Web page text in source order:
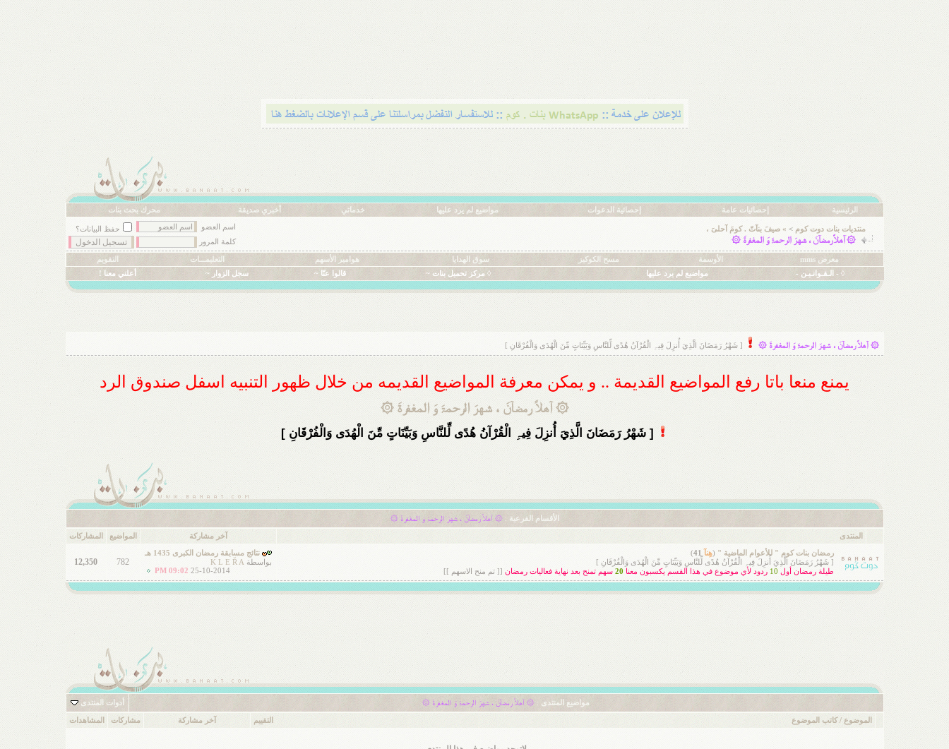
الرئيسية إحصائيات عامة إحصائية الدعوات مواضيع لم يرد عليها خدماتي أخبري صديقة محرك بحث بنات
منتديات بنات دوت كوم > » صيفَ بنآتّ . كومَ آحلىَ ،
۞ آهلاً رمضآنَ ، شهرَ الرحمۃَ وَ المغفرةَ ۞
اسم العضو
حفظ البيانات؟
كلمة المرور
معرض mms الأوسمة مسح الكوكيز سوق الهدايا هوامير الأسهم التعليمـــات
التقويم
◊ - الـقـوانـيـن -
مواضيع لم يرد عليها ◊ مركز تحميل بنات ~ قالوا عنّا ~ سجل الزوار ~ أعلني معنا !
۞ آهلاً رمضآنَ ، شهرَ الرحمۃَ وَ المغفرةَ ۞ [ شَهْرُ رَمَضَانَ الَّذِيَ أُنزِلَ فِيہِ الْقُرْآنُ هُدًى لِّلنَّاسِ وَبَيِّنَاتٍ مِّنَ الْهُدَى وَالْفُرْقَانِ ]
يمنع منعا باتا رفع المواضيع القديمة .. و يمكن معرفة المواضيع القديمه من خلال ظهور التنبيه اسفل صندوق الرد
۞ آهلاً رمضآنَ ، شهرَ الرحمۃَ وَ المغفرةَ ۞
[ شَهْرُ رَمَضَانَ الَّذِيَ أُنزِلَ فِيہِ الْقُرْآنُ هُدًى لِّلنَّاسِ وَبَيِّنَاتٍ مِّنَ الْهُدَى وَالْفُرْقَانِ ]
الأقسام الفرعية :۞ آهلاً رمضآنَ ، شهرَ الرحمۃَ وَ المغفرةَ ۞
المنتدى آخر مشاركة المواضيع المشاركات
رمضان بنات كوم " للأعوام الماضية " (هِنآ 41
)
[ شَهْرُ رَمَضَانَ الَّذِيَ أُنزِلَ فِيہِ الْقُرْآنُ هُدًى لِّلنَّاسِ وَبَيِّنَاتٍ مِّنَ الْهُدَى وَالْفُرْقَانِ ]
طيلة رمضان أول 10 ردود لأي موضوع في هذا القسم يكسبون معنا 20 سهم تمنح بعد نهاية فعاليات رمضان [[ تم منح الاسهم ]]
نتائج مسابقة رمضان الكبرى 1435 هـ
بواسطة K L E Ř A
25-10-2014
09:02 PM
782
12,350
مواضيع المنتدى : ۞ آهلاً رمضآنَ ، شهرَ الرحمۃَ وَ المغفرةَ ۞ أدوات المنتدى
التقييم الموضوع /كاتب الموضوع آخر مشاركة مشاركات المشاهدات